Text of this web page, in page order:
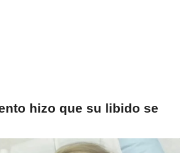
hizo que su libido se